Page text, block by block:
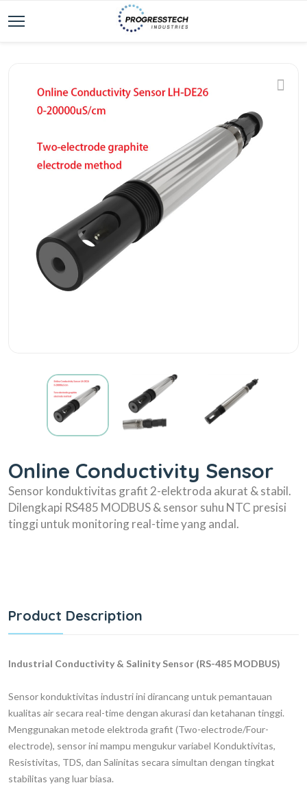
Online Conductivity Sensor
Sensor konduktivitas grafit 2-elektroda akurat & stabil.
Dilengkapi RS485 MODBUS & sensor suhu NTC presisi
tinggi untuk monitoring real-time yang andal.
Product Description
Industrial Conductivity & Salinity Sensor (RS-485 MODBUS)
Sensor konduktivitas industri ini dirancang untuk pemantauan
kualitas air secara real-timedengan akurasi dan ketahanan tinggi.
Menggunakan metode elektroda grafit (Two-electrode/Four-
electrode), sensor ini mampu mengukur variabel Konduktivitas,
Resistivitas, TDS, dan Salinitas secara simultan dengan tingkat
stabilitas yang luar biasa.